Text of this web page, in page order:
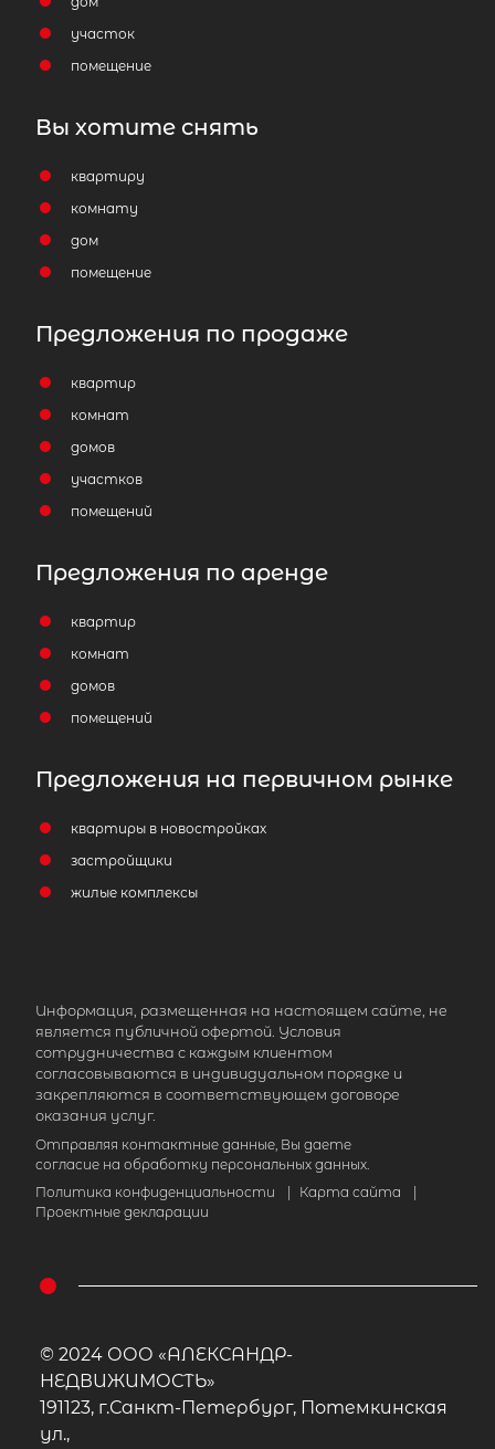
участок
помещение
Вы хотите снять
квартиру
комнату
дом
помещение
Предложения по продаже
квартир
комнат
домов
участков
помещений
Предложения по аренде
квартир
комнат
домов
помещений
Предложения на первичном рынке
квартиры в новостройках
застройщики
жилые комплексы
Информация, размещенная на настоящем сайте, не
является публичной офертой. Условия
сотрудничества с каждым клиентом
согласовываются в индивидуальном порядке и
закрепляются в соответствующем договоре
оказания услуг.
Отправляя контактные данные, Вы даете
согласие на обработку персональных данных.
Политика конфиденциальности
Карта сайта
Проектные декларации
© 2024 ООО «АЛЕКСАНДР-
НЕДВИЖИМОСТЬ»
191123, г.Санкт-Петербург, Потемкинская
ул.,